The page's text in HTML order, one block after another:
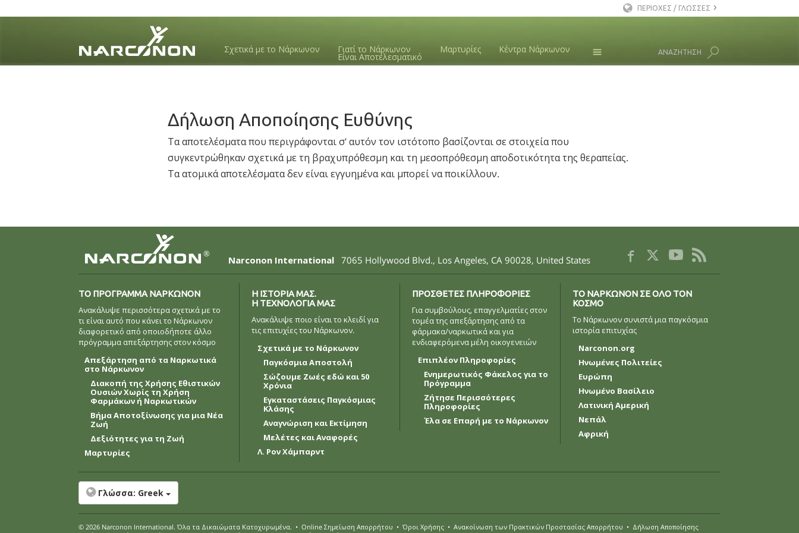
Σχετικά με το Νάρκωνον Γιατί το Νάρκωνον
Είναι Αποτελεσματικό
Μαρτυρίες Κέντρα Νάρκωνον ΑΝΑΖΗΤΗΣΗ
ΠΕΡΙΟΧΕΣ / ΓΛΩΣΣΕΣ
Δανέζικα
Εβραϊκά
日本語 (Ιαπωνικά)
Σερβομακεδονικά
Νορβηγικά
Русский (Ρωσικά)
Σουηδικά
繁體中文 (Κινεζικά)
Αραβικά
Νεπαλέζικα
Ουκρανικά
Δήλωση Αποποίησης Ευθύνης
Τα αποτελέσματα που περιγράφονται σ’ αυτόν τον ιστότοπο βασίζονται σε στοιχεία που
συγκεντρώθηκαν σχετικά με τη βραχυπρόθεσμη και τη μεσοπρόθεσμη αποδοτικότητα της θεραπείας.
Τα ατομικά αποτελέσματα δεν είναι εγγυημένα και μπορεί να ποικίλλουν.
®
Narconon International 7065 Hollywood Blvd., Los Angeles, CA 90028, United States
ΤΟ ΠΡOΓΡΑΜΜΑ ΝAΡΚΩΝΟΝ
Ανακάλυψε περισσότερα σχετικά με το
τι είναι αυτό που κάνει το Νάρκωνον
διαφορετικό από οποιοδήποτε άλλο
πρόγραμμα απεξάρτησης στον κόσμο
Απεξάρτηση από τα Ναρκωτικά
στο Νάρκωνον
Διακοπή της Χρήσης Εθιστικών
Ουσιών Χωρίς τη Χρήση
Φαρμάκων ή Ναρκωτικών
Βήμα Αποτοξίνωσης για μια Νέα
Ζωή
Δεξιότητες για τη Ζωή
Μαρτυρίες
Η ΙΣΤΟΡΙΑ ΜΑΣ.
Η ΤΕΧΝΟΛΟΓΙΑ ΜΑΣ
Ανακάλυψε ποιο είναι το κλειδί για
τις επιτυχίες του Νάρκωνον.
Σχετικά με το Νάρκωνον
Παγκόσμια Αποστολή
Σώζουμε Ζωές εδώ και 50
Χρόνια
Εγκαταστάσεις Παγκόσμιας
Κλάσης
Αναγνώριση και Εκτίμηση
Μελέτες και Αναφορές
Λ. Ρον Χάμπαρντ
ΠΡΟΣΘΕΤΕΣ ΠΛΗΡΟΦΟΡΙΕΣ
Για συμβούλους, επαγγελματίες στον
τομέα της απεξάρτησης από τα
φάρμακα/ναρκωτικά και για
ενδιαφερόμενα μέλη οικογενειών
Επιπλέον Πληροφορίες
Ενημερωτικός Φάκελος για το
Πρόγραμμα
Ζήτησε Περισσότερες
Πληροφορίες
Έλα σε Επαρή με το Νάρκωνον
ΤΟ ΝΑΡΚΩΝΟΝ ΣΕ ΟΛΟ ΤΟΝ
ΚΟΣΜΟ
Το Νάρκωνον συνιστά μια παγκόσμια
ιστορία επιτυχίας
Narconon.org
Ηνωμένες Πολιτείες
Ευρώπη
Ηνωμένο Βασίλειο
Λατινική Αμερική
Νεπάλ
Αφρική
Γλώσσα: Greek
© 2026 Narconon International. Όλα τα Δικαιώµατα Κατοχυρωµένα. • Online Σημείωση Απορρήτου • Όροι Χρήσης • Ανακοίνωση των Πρακτικών Προστασίας Απορρήτου • Δήλωση Αποποίησης